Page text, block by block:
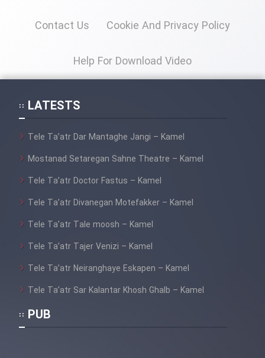
Contact Us Cookie And Privacy Policy
Help For Download Video
LATESTS
Tele Ta’atr Dar Mantaghe Jangi – Kamel
Mostanad Setaregan Sahne Theatre – Kamel
Tele Ta’atr Doctor Fastus – Kamel
Tele Ta’atr Divanegan Motefakker – Kamel
Tele Ta’atr Tale moosh – Kamel
Tele Ta’atr Tajer Venizi – Kamel
Tele Ta’atr Neiranghaye Eskapen – Kamel
Tele Ta’atr Sar Kalantar Khosh Ghalb – Kamel
PUB